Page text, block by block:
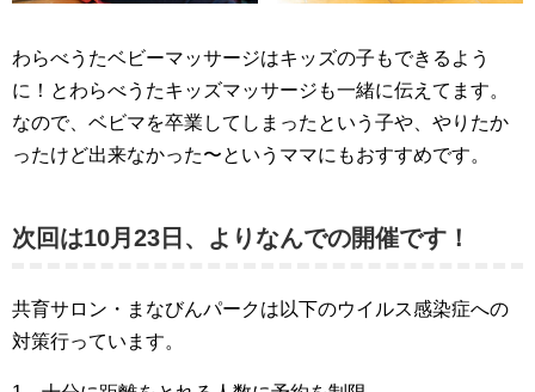
わらべうたベビーマッサージはキッズの子もできるよう
に！とわらべうたキッズマッサージも一緒に伝えてます。
なので、ベビマを卒業してしまったという子や、やりたか
ったけど出来なかった〜というママにもおすすめです。
次回は10月23日、よりなんでの開催です！
共育サロン・まなびんパークは以下のウイルス感染症への
対策行っています。